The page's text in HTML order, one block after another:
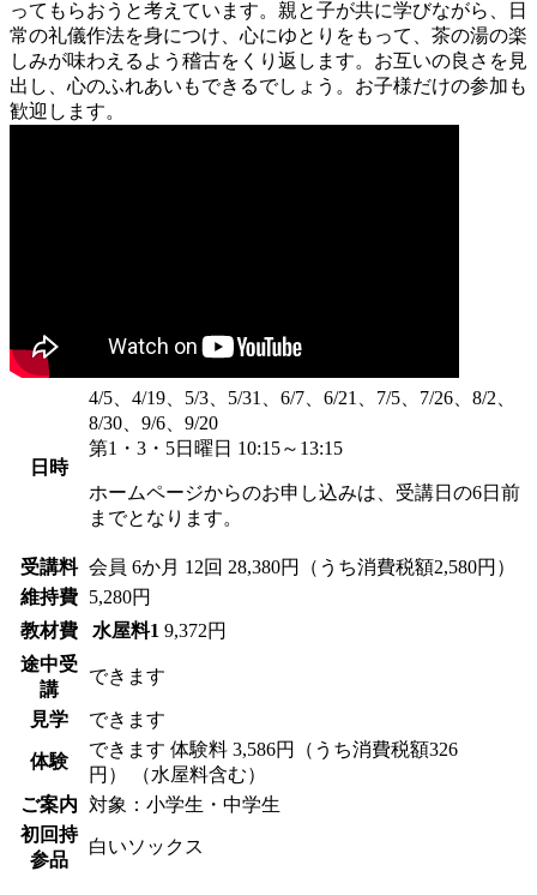
ってもらおうと考えています。親と子が共に学びながら、日
常の礼儀作法を身につけ、心にゆとりをもって、茶の湯の楽
しみが味わえるよう稽古をくり返します。お互いの良さを見
出し、心のふれあいもできるでしょう。お子様だけの参加も
歓迎します。
日時
4/5、4/19、5/3、5/31、6/7、6/21、7/5、7/26、8/2、
8/30、9/6、9/20
第1・3・5日曜日 10:15～13:15
ホームページからのお申し込みは、受講日の6日前
までとなります。
受講料 会員 6か月 12回 28,380円（うち消費税額2,580円）
維持費
5,280円
教材費
水屋料1 9,372円
途中受
講
できます
見学 できます
体験
できます 体験料 3,586円（うち消費税額326
円）
（水屋料含む）
ご案内 対象：小学生・中学生
初回持
参品
白いソックス